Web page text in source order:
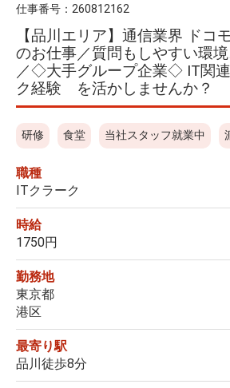
仕事番号： 260812162
【品川エリア】通信業界 ドコ
のお仕事／質問もしやすい環
／◇大手グループ企業◇ IT関
ク経験 を活かしませんか？
研修 食堂 当社スタッフ就業中
職種
ITクラーク
時給
1750円
勤務地
東京都
港区
最寄り駅
品川徒歩8分